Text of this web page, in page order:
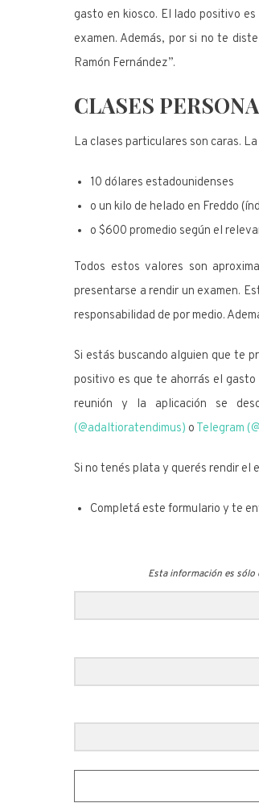
gasto en kiosco. El lado positivo
examen. Además, por si no te
Ramón Fernández”.
CLASES
La clases particulares son caras.
10 dólares estadounidenses
o un kilo de helado en Freddo
o $600 promedio según el
Todos estos valores son
presentarse a rendir un examen.
responsabilidad de por medio.
Si estás buscando alguien que te
positivo es que te ahorrás el
reunión y la aplicación se
(@adaltioratendimus) o Telegram
Si no tenés plata y querés rendir el
Completá este formulario y te
Esta información es sólo